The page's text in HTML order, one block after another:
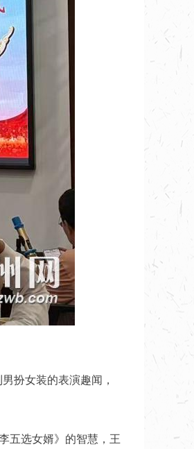
扮女装的表演趣闻，
五选女婿》的智慧，王